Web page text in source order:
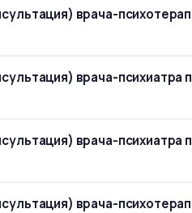
врача-
врача-психиатра
врача-психиатра
врача-